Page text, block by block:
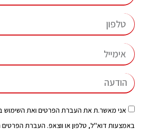
אני מאשר.ת את העברת הפרטים ואת השימוש
באמצעות דוא"ל, טלפון או ווצאפ. העברת הפרטים